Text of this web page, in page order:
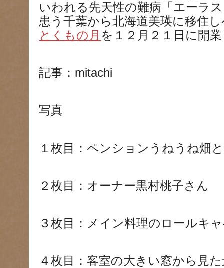
いわれる先天性の難病「エーラ
患う千葉から北海道美瑛に移住
とくもの月 を１２月２１日に開
記事：mitachi
写真
１枚目：ペンションうねうね畑
２枚目：オーナー黒村桃子さん
３枚目：メイン料理のロールキ
４枚目：客室の大きい窓から見